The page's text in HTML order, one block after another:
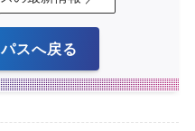
スへ戻る